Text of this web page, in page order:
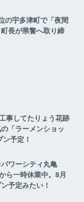
の宇多津町で「夜間
長が県警へ取り締
事してたりょう花跡
「ラーメンショッ
予定！
ワーシティ丸亀
ら一時休業中。8月
予定みたい！